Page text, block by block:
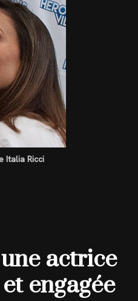
Italia Ricci
actrice
engagée